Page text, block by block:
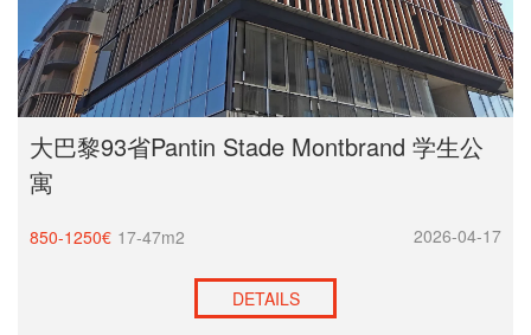
大巴黎93省Pantin Stade Montbrand 学生公
寓
850-1250€ 17-47m2 2026-04-17
DETAILS